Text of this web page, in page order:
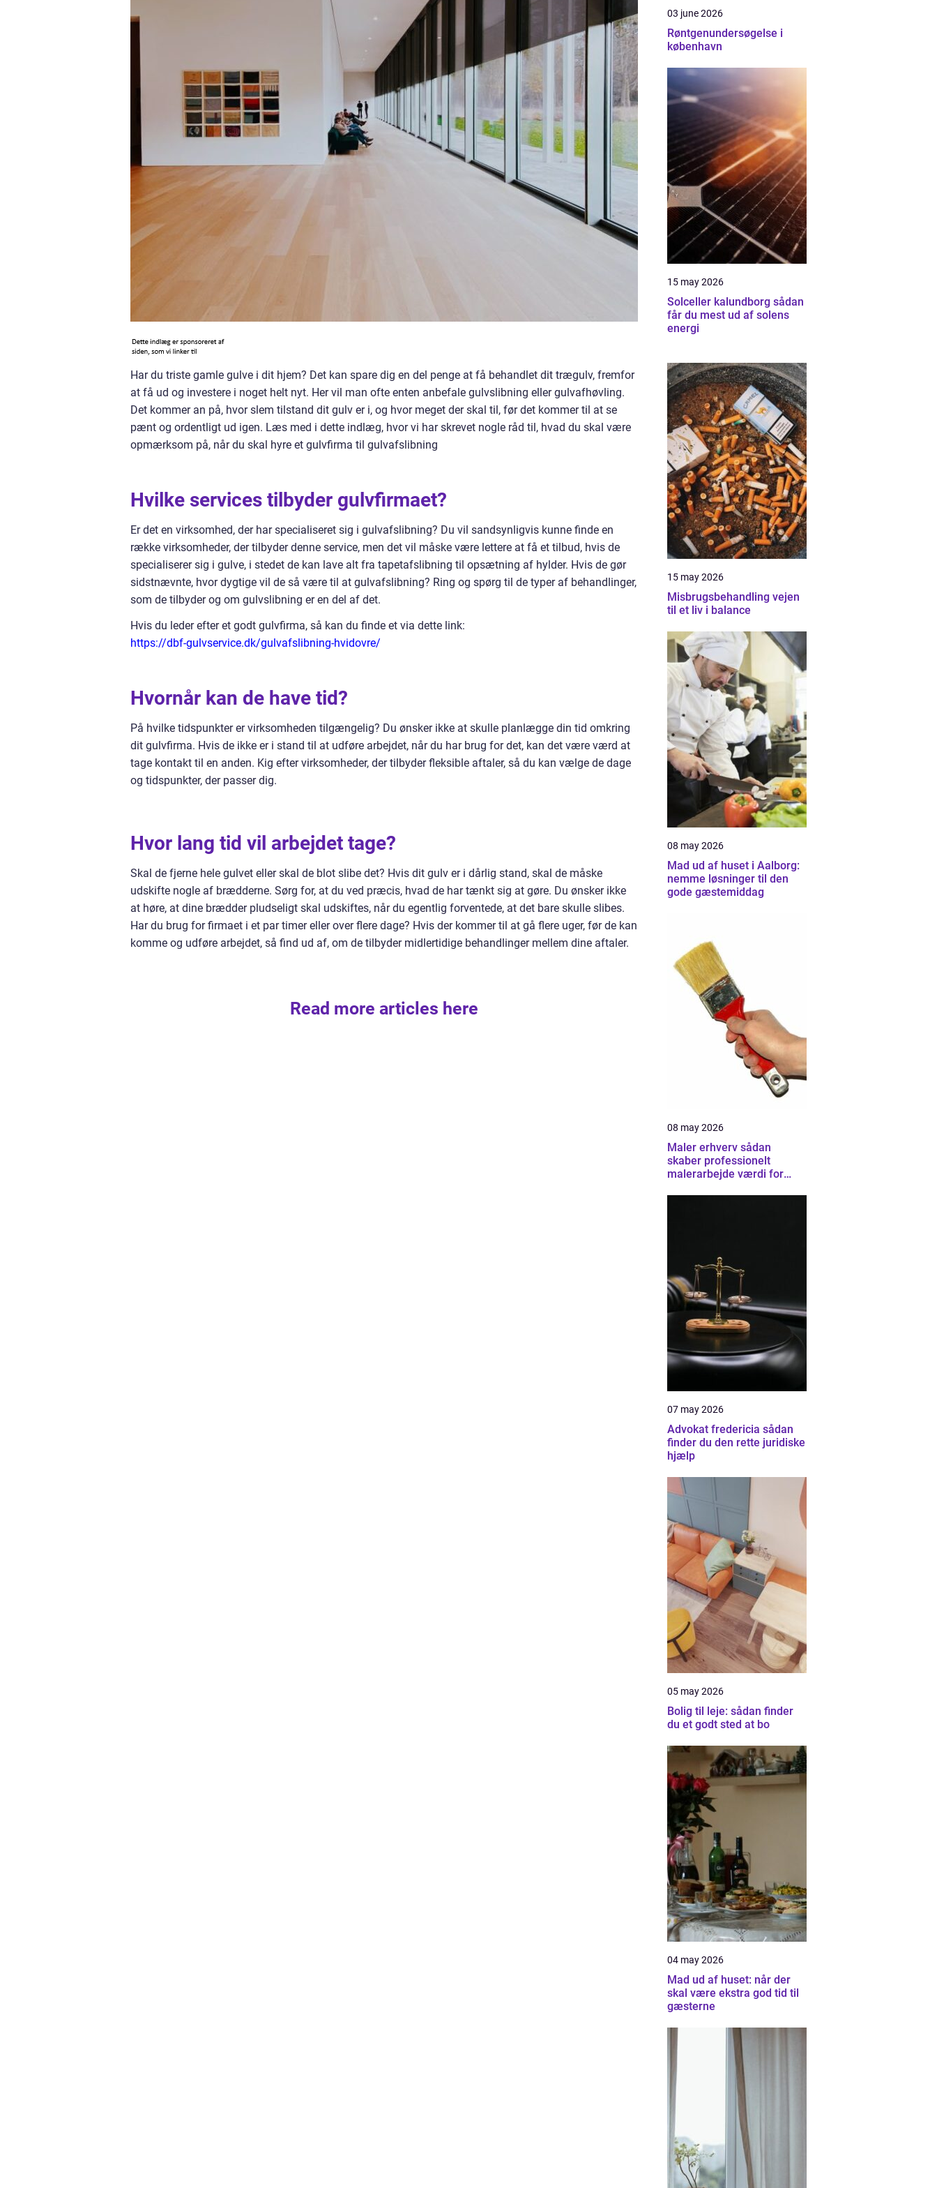
Har du triste gamle gulve i dit hjem? Det kan spare dig en del penge at få behandlet dit trægulv, fremfor
at få ud og investere i noget helt nyt. Her vil man ofte enten anbefale gulvslibning eller gulvafhøvling.
Det kommer an på, hvor slem tilstand dit gulv er i, og hvor meget der skal til, før det kommer til at se
pænt og ordentligt ud igen. Læs med i dette indlæg, hvor vi har skrevet nogle råd til, hvad du skal være
opmærksom på, når du skal hyre et gulvfirma til gulvafslibning
Hvilke services tilbyder gulvfirmaet?
Er det en virksomhed, der har specialiseret sig i gulvafslibning? Du vil sandsynligvis kunne finde en
række virksomheder, der tilbyder denne service, men det vil måske være lettere at få et tilbud, hvis de
specialiserer sig i gulve, i stedet de kan lave alt fra tapetafslibning til opsætning af hylder. Hvis de gør
sidstnævnte, hvor dygtige vil de så være til at gulvafslibning? Ring og spørg til de typer af behandlinger,
som de tilbyder og om gulvslibning er en del af det.
Hvis du leder efter et godt gulvfirma, så kan du finde et via dette link:
https://dbf-gulvservice.dk/gulvafslibning-hvidovre/
Hvornår kan de have tid?
På hvilke tidspunkter er virksomheden tilgængelig? Du ønsker ikke at skulle planlægge din tid omkring
dit gulvfirma. Hvis de ikke er i stand til at udføre arbejdet, når du har brug for det, kan det være værd at
tage kontakt til en anden. Kig efter virksomheder, der tilbyder fleksible aftaler, så du kan vælge de dage
og tidspunkter, der passer dig.
Hvor lang tid vil arbejdet tage?
Skal de fjerne hele gulvet eller skal de blot slibe det? Hvis dit gulv er i dårlig stand, skal de måske
udskifte nogle af brædderne. Sørg for, at du ved præcis, hvad de har tænkt sig at gøre. Du ønsker ikke
at høre, at dine brædder pludseligt skal udskiftes, når du egentlig forventede, at det bare skulle slibes.
Har du brug for firmaet i et par timer eller over flere dage? Hvis der kommer til at gå flere uger, før de kan
komme og udføre arbejdet, så find ud af, om de tilbyder midlertidige behandlinger mellem dine aftaler.
Read more articles here
03 june 2026
Røntgenundersøgelse i
københavn
15 may 2026
Solceller kalundborg sådan
får du mest ud af solens
energi
15 may 2026
Misbrugsbehandling vejen
til et liv i balance
08 may 2026
Mad ud af huset i Aalborg:
nemme løsninger til den
gode gæstemiddag
08 may 2026
Maler erhverv sådan
skaber professionelt
malerarbejde værdi for
07 may 2026
Advokat fredericia sådan
finder du den rette juridiske
hjælp
05 may 2026
Bolig til leje: sådan finder
du et godt sted at bo
04 may 2026
Mad ud af huset: når der
skal være ekstra god tid til
gæsterne